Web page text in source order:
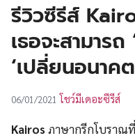
รีวิวซีรีส์
เธอจะสามาร
‘เปลี่ยนอนาคต
06/01/2021 โชว์มีเดอะซีรีส์
Kairosภาษากรีกโบราณ